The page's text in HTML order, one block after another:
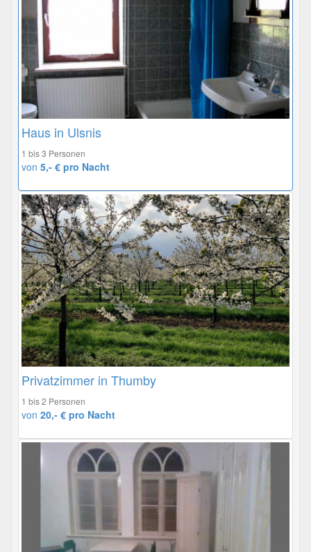
Haus in Ulsnis
1 bis 3 Personen
von 5,- € pro Nacht
Privatzimmer in Thumby
1 bis 2 Personen
von 20,- € pro Nacht